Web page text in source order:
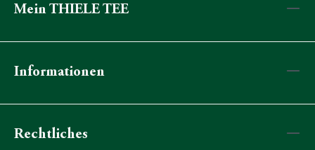
Mein THIELE TEE
Informationen
Rechtliches